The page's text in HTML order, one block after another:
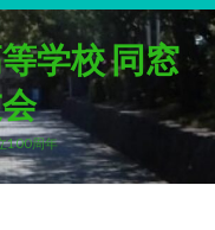
学校 同窓
100周年